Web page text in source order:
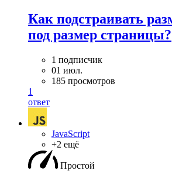
Как подстраивать
под размер страницы?
1 подписчик
01 июл.
185 просмотров
1
ответ
JavaScript
+2 ещё
Простой